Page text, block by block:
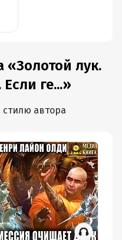
«Золотой лук.
ге...»
автора